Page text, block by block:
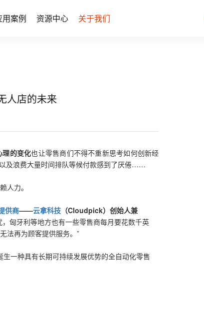
用案例 资源中心 关于我们
人店的未来
理的变化也让零售商们不得不重新思考如何创新经
及浪费大量时间排队等候付款感到了厌倦……
力。
供商——云拿科技（Cloudpick）创始人兼
匈牙利等地方也有一些零售商每月要花数千英
法再为顾客提供服务。”
一种具有长期可持续发展优势的全自动化零售